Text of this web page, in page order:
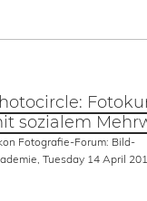
sozialem
Fotografie-Forum: Bild-
Tuesday 14 April